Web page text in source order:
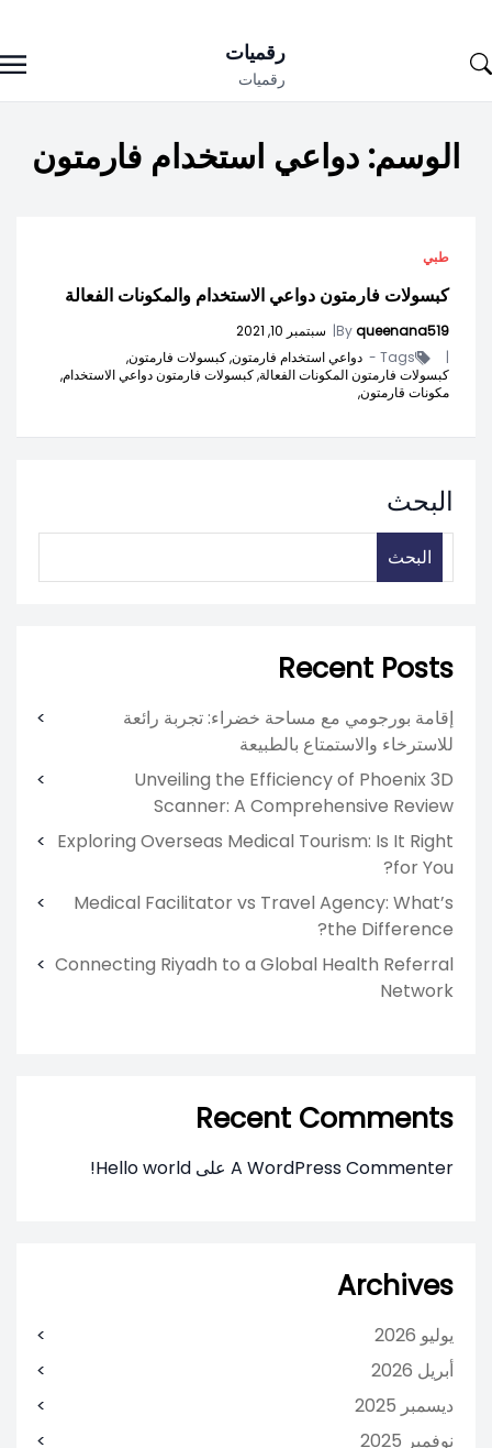
to
رقميات
رقميات
الوسم: دواعي استخدام فارمتون
طبي
كبسولات فارمتون دواعي الاستخدام والمكونات الفعالة
Byqueenana519
| سبتمبر 10, 2021
|
Tags - دواعي استخدام فارمتون,كبسولات فارمتون,
كبسولات فارمتون المكونات الفعالة,كبسولات فارمتون دواعي الاستخدام,
مكونات قارمتون,
البحث
البحث
Recent Posts
إقامة بورجومي مع مساحة خضراء: تجربة رائعة
للاسترخاء والاستمتاع بالطبيعة
Unveiling the Efficiency of Phoenix 3D
Scanner: A Comprehensive Review
Exploring Overseas Medical Tourism: Is It Right
for You?
Medical Facilitator vs Travel Agency: What’s
the Difference?
Connecting Riyadh to a Global Health Referral
Network
Recent Comments
A WordPress Commenter على Hello world!
Archives
يوليو 2026
أبريل 2026
ديسمبر 2025
نوفمبر 2025